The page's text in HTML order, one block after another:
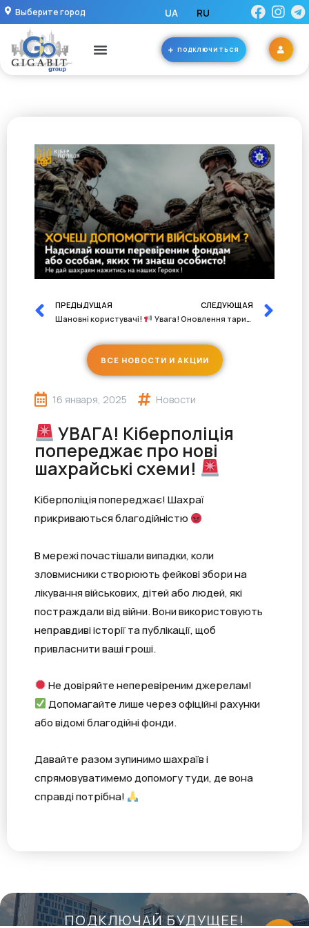
Выберите город UA RU
ПОДКЛЮЧИТЬСЯ
ПРЕДЫДУЩАЯ
Шановні користувачі!
СЛЕДУЮЩАЯ
ВСЕ НОВОСТИ И АКЦИИ
16 января, 2025 Новости
УВАГА! Кіберполіція
попереджає про нові
шахрайські схеми!
Кіберполіція попереджає! Шахраї
прикриваються благодійністю
В мережі почастішали випадки, коли
зловмисники створюють фейкові збори на
лікування військових, дітей або людей, які
постраждали від війни. Вони використовують
неправдиві історії та публікації, щоб
привласнити ваші гроші.
Не довіряйте неперевіреним джерелам!
Допомагайте лише через офіційні рахунки
або відомі благодійні фонди.
Давайте разом зупинимо шахраїв і
спрямовуватимемо допомогу туди, де вона
справді потрібна!
ПОДКЛЮЧАЙ БУДУЩЕЕ!